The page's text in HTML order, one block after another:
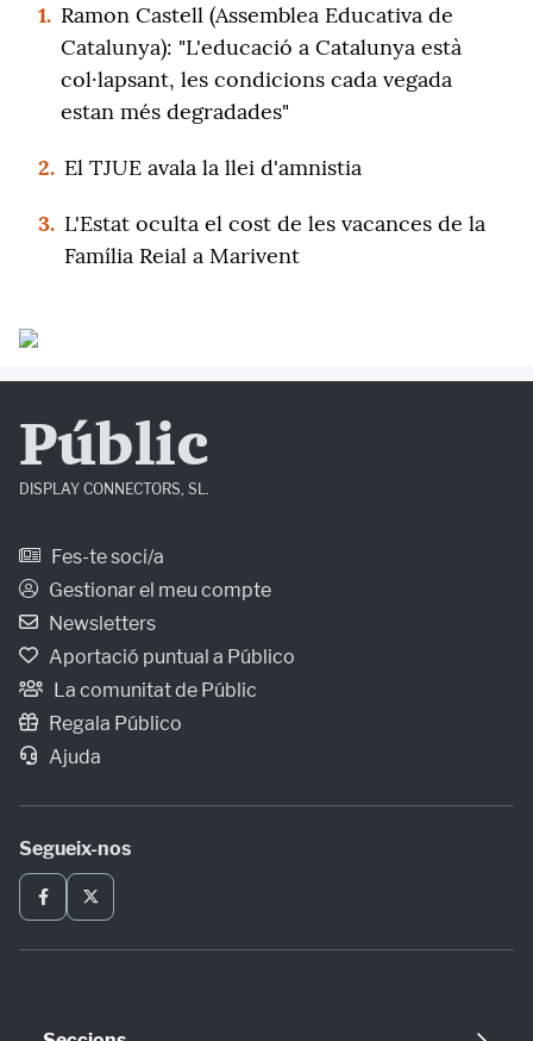
1. Ramon Castell (Assemblea Educativa de
Catalunya): "L'educació a Catalunya està
col·lapsant, les condicions cada vegada
estan més degradades"
2. El TJUE avala la llei d'amnistia
3. L'Estat oculta el cost de les vacances de la
Família Reial a Marivent
Públic
DISPLAY CONNECTORS, SL.
Fes-te soci/a
Gestionar el meu compte
Newsletters
Aportació puntual a Público
La comunitat de Públic
Regala Público
Ajuda
Segueix-nos